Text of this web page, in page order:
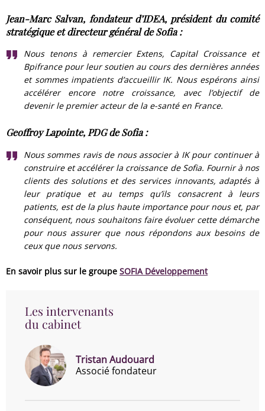
Les intervenants
du cabinet
Tristan Audouard
Associé fondateur
Jean-Marc Salvan, fondateur d’IDEA, président du comité
stratégique et directeur général de Sofia :
Nous tenons à remercier Extens, Capital Croissance et
Bpifrance pour leur soutien au cours des dernières années
et sommes impatients d’accueillir IK. Nous espérons ainsi
accélérer encore notre croissance, avec l’objectif de
devenir le premier acteur de la e-santé en France.
Geoffroy Lapointe, PDG de Sofia :
Nous sommes ravis de nous associer à IK pour continuer à
construire et accélérer la croissance de Sofia. Fournir à nos
clients des solutions et des services innovants, adaptés à
leur pratique et au temps qu’ils consacrent à leurs
patients, est de la plus haute importance pour nous et, par
conséquent, nous souhaitons faire évoluer cette démarche
pour nous assurer que nous répondons aux besoins de
ceux que nous servons.
En savoir plus sur le groupe SOFIA Développement